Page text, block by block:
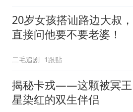
20岁女孩搭讪路边大叔，
直接问他要不要老婆！
二毛追剧 1跟贴
揭秘卡戎——这颗被冥王
星染红的双生伴侣